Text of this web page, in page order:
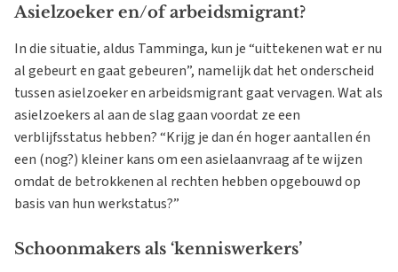
Asielzoeker en/of arbeidsmigrant?
In die situatie, aldus Tamminga, kun je “uittekenen wat er nu
al gebeurt en gaat gebeuren”, namelijk dat het onderscheid
tussen asielzoeker en arbeidsmigrant gaat vervagen. Wat als
asielzoekers al aan de slag gaan voordat ze een
verblijfsstatus hebben? “Krijg je dan én hoger aantallen én
een (nog?) kleiner kans om een asielaanvraag af te wijzen
omdat de betrokkenen al rechten hebben opgebouwd op
basis van hun werkstatus?”
Schoonmakers als ‘kenniswerkers’